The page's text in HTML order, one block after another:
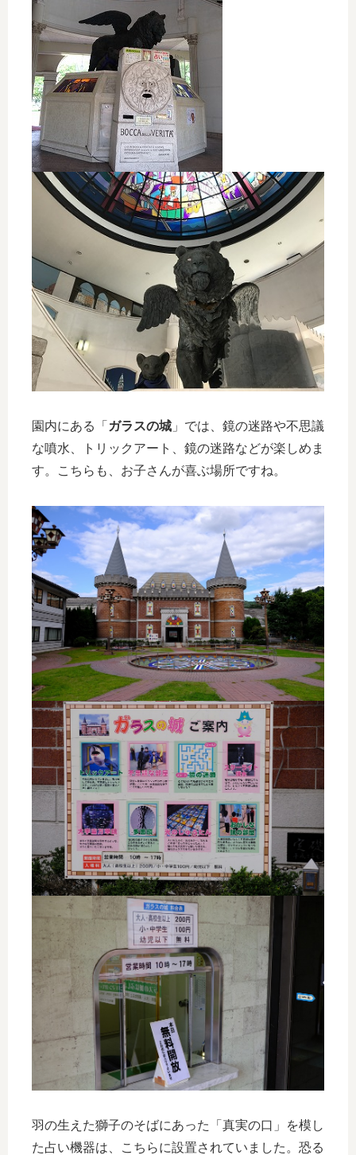
園内にある「 ガラスの城 」では、鏡の迷路や不思議
な噴水、トリックアート、鏡の迷路などが楽しめま
す。こちらも、お子さんが喜ぶ場所ですね。
羽の生えた獅子のそばにあった「真実の口」を模し
た占い機器は、こちらに設置されていました。恐る